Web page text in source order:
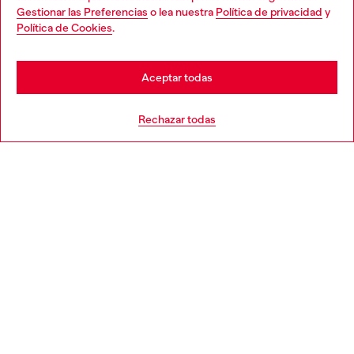
Gestionar las Preferencias o lea nuestra Política de privacidad y
Política de Cookies.
Rechazar todas
Aceptar todas
You are currently browsing España website, but it seems you
may be based in United States